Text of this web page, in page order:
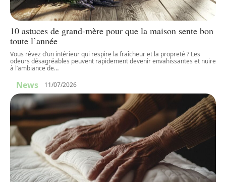
10 astuces de grand-mère pour que la maison sente bon
toute l’année
Vous rêvez d’un intérieur qui respire la fraîcheur et la propreté ? Les
odeurs désagréables peuvent rapidement devenir envahissantes et nuire
à l’ambiance de…
News 11/07/2026